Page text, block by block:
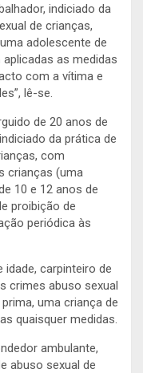
indiciado da
de crianças,
adolescente de
as medidas
com a vítima e
lê-se.
de 20 anos de
da prática de
com
crianças (uma
10 e 12 anos de
proibição de
periódica às
idade, carpinteiro de
crimes abuso sexual
uma criança de
quaisquer medidas.
ambulante,
abuso sexual de